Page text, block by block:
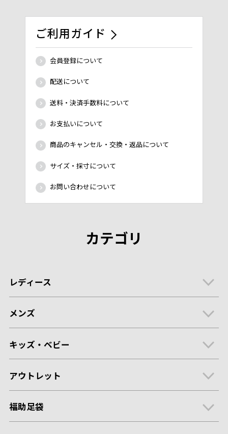
ご利用ガイド
会員登録について
配送について
送料・決済手数料について
お支払いについて
商品のキャンセル・交換・返品について
サイズ・採寸について
お問い合わせについて
カテゴリ
レディース
メンズ
キッズ・ベビー
アウトレット
福助足袋